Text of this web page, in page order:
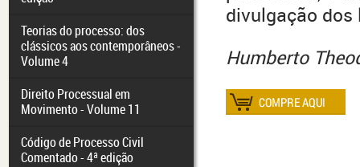
Teorias do processo: dos
clássicos aos contemporâneos -
Volume 4
Direito Processual em
Movimento - Volume 11
Código de Processo Civil
Comentado - 4ª edição
divulgação dos
Humberto